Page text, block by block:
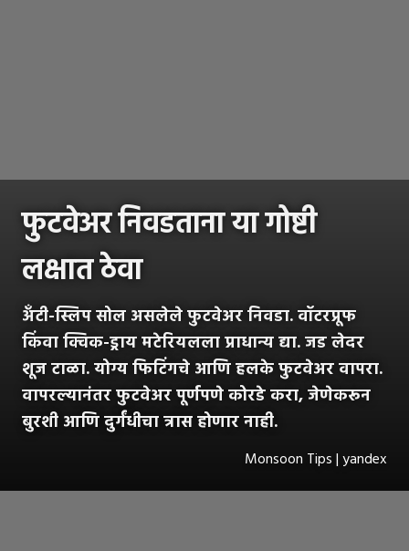
फुटवेअर निवडताना या गोष्टी
लक्षात ठेवा
अँटी-स्लिप सोल असलेले फुटवेअर निवडा. वॉटरप्रूफ
किंवा क्विक-ड्राय मटेरियलला प्राधान्य द्या. जड लेदर
शूज टाळा. योग्य फिटिंगचे आणि हलके फुटवेअर वापरा.
वापरल्यानंतर फुटवेअर पूर्णपणे कोरडे करा, जेणेकरून
बुरशी आणि दुर्गंधीचा त्रास होणार नाही.
Monsoon Tips | yandex